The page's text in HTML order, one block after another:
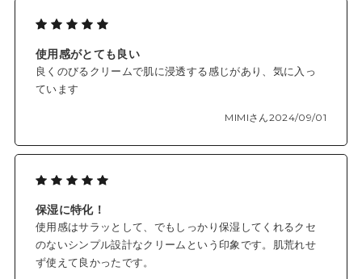
使用感がとても良い
良くのびるクリームで肌に浸透する感じがあり、気に入っ
ています
MIMIさん2024/09/01
保湿に特化！
使用感はサラッとして、でもしっかり保湿してくれるクセ
のないシンプル設計なクリームという印象です。肌荒れせ
ず使えて良かったです。